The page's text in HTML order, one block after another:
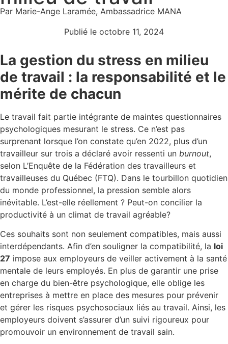
Par Marie-Ange Laramée, Ambassadrice MANA
Publié le octobre 11, 2024
La gestion du stress en milieu
de travail : la responsabilité et le
mérite de chacun
Le travail fait partie intégrante de maintes questionnaires
psychologiques mesurant le stress. Ce n’est pas
surprenant lorsque l’on constate qu’en 2022, plus d’un
travailleur sur trois a déclaré avoir ressenti un burnout,
selon L’Enquête de la Fédération des travailleurs et
travailleuses du Québec (FTQ). Dans le tourbillon quotidien
du monde professionnel, la pression semble alors
inévitable. L’est-elle réellement ? Peut-on concilier la
productivité à un climat de travail agréable?
Ces souhaits sont non seulement compatibles, mais aussi
interdépendants. Afin d’en souligner la compatibilité, la loi
27 impose aux employeurs de veiller activement à la santé
mentale de leurs employés. En plus de garantir une prise
en charge du bien-être psychologique, elle oblige les
entreprises à mettre en place des mesures pour prévenir
et gérer les risques psychosociaux liés au travail. Ainsi, les
employeurs doivent s’assurer d’un suivi rigoureux pour
promouvoir un environnement de travail sain.